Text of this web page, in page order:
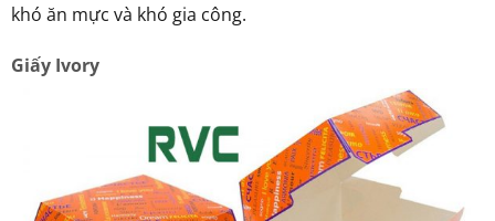
khó ăn mực và khó gia công.
Giấy Ivory